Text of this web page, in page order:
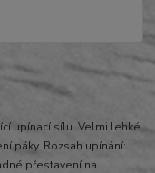
upínací sílu. Velmi lehké
páky. Rozsah upínání:
přestavení na